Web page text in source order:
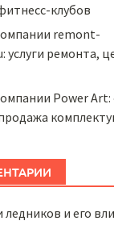
клубов
remont-
услуги ремонта,
Power Art:
ледников и его